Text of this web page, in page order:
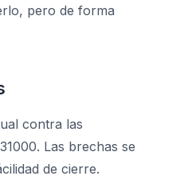
pero de forma
contra las
Las brechas se
de cierre.